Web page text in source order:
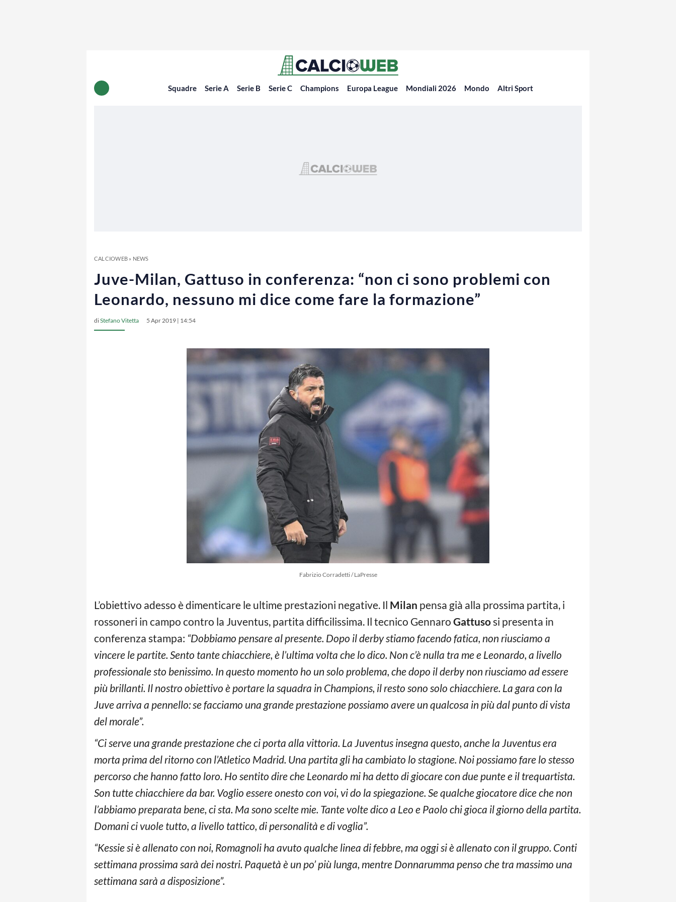
Squadre Serie A Serie B Serie C Champions Europa League Mondiali 2026 Mondo Altri Sport
CALCIOWEB» NEWS
Juve-Milan, Gattuso in conferenza: “non ci sono problemi con
Leonardo, nessuno mi dice come fare la formazione”
diStefano Vitetta 5 Apr 2019 | 14:54
Fabrizio Corradetti / LaPresse
L’obiettivo adesso è dimenticare le ultime prestazioni negative. Il Milan pensa già alla prossima partita, i
rossoneri in campo contro la Juventus, partita difficilissima. Il tecnico Gennaro Gattusosi presenta in
conferenza stampa: “Dobbiamo pensare al presente. Dopo il derby stiamo facendo fatica, non riusciamo a
vincere le partite. Sento tante chiacchiere, è l’ultima volta che lo dico. Non c’è nulla tra me e Leonardo, a livello
professionale sto benissimo. In questo momento ho un solo problema, che dopo il derby non riusciamo ad essere
più brillanti. Il nostro obiettivo è portare la squadra in Champions, il resto sono solo chiacchiere. La gara con la
Juve arriva a pennello: se facciamo una grande prestazione possiamo avere un qualcosa in più dal punto di vista
del morale”.
“Ci serve una grande prestazione che ci porta alla vittoria. La Juventus insegna questo, anche la Juventus era
morta prima del ritorno con l’Atletico Madrid. Una partita gli ha cambiato lo stagione. Noi possiamo fare lo stesso
percorso che hanno fatto loro. Ho sentito dire che Leonardo mi ha detto di giocare con due punte e il trequartista.
Son tutte chiacchiere da bar. Voglio essere onesto con voi, vi do la spiegazione. Se qualche giocatore dice che non
l’abbiamo preparata bene, ci sta. Ma sono scelte mie. Tante volte dico a Leo e Paolo chi gioca il giorno della partita.
Domani ci vuole tutto, a livello tattico, di personalità e di voglia”.
“Kessie si è allenato con noi, Romagnoli ha avuto qualche linea di febbre, ma oggi si è allenato con il gruppo. Conti
settimana prossima sarà dei nostri. Paquetà è un po’ più lunga, mentre Donnarumma penso che tra massimo una
settimana sarà a disposizione”.